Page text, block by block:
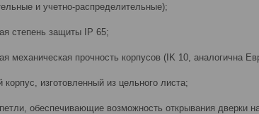
и учетно-распределительные);
степень защиты IP 65;
механическая прочность корпусов (IK 10, аналогична
корпус, изготовленный из цельного листа;
обеспечивающие возможность открывания дверки